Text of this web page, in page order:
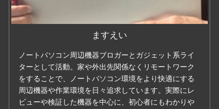
ますえい
ノートパソコン周辺機器ブロガーとガジェット系ライ
ターとして活動。家や外出先関係なくリモートワーク
をすることで、ノートパソコン環境をより快適にする
周辺機器や作業環境を日々追求しています。実際にレ
ビューや検証した機器を中心に、初心者にもわかりや